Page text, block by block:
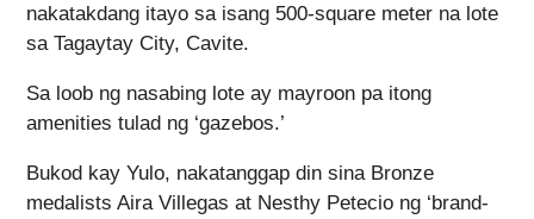
nakatakdang itayo sa isang 500-square meter na lote
sa Tagaytay City, Cavite.
Sa loob ng nasabing lote ay mayroon pa itong
amenities tulad ng ‘gazebos.’
Bukod kay Yulo, nakatanggap din sina Bronze
medalists Aira Villegas at Nesthy Petecio ng ‘brand-